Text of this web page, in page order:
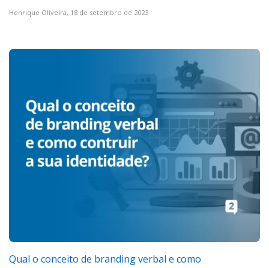
Henrique Oliveira, 18 de setembro de 2023
Qual o conceito de branding verbal e como